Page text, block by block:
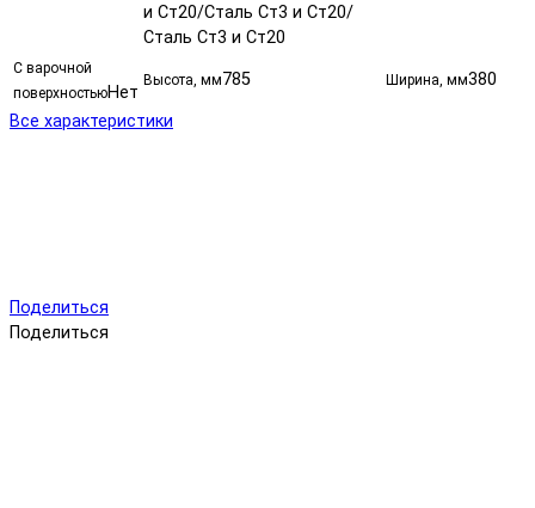
и Ст20/Сталь Ст3 и Ст20/
Сталь Ст3 и Ст20
С варочной
поверхностьюНет
Высота, мм785 Ширина, мм380
Все характеристики
Поделиться
Поделиться